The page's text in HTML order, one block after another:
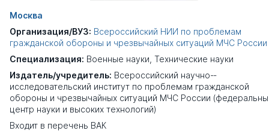
Москва
Организация/ВУЗ: Всероссийский НИИ по проблемам
гражданской обороны и чрезвычайных ситуаций МЧС России
Специализация: Военные науки Технические науки
Издатель/учредитель: Всероссийский научно-­
исследовательский институт по проблемам гражданской
обороны и чрезвычайных ситуаций МЧС России
центр науки и высоких технологий)
Входит в перечень ВАК